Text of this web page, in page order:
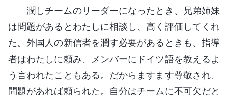
潤しチームのリーダーになったとき、兄弟姉妹
は問題があるとわたしに相談し、高く評価してくれ
た。外国人の新信者を潤す必要があるときも、指導
者はわたしに頼み、メンバーにドイツ語を教えるよ
う言われたこともある。だからますます尊敬され、
問題があれば頼られた。自分はチームに不可欠だと